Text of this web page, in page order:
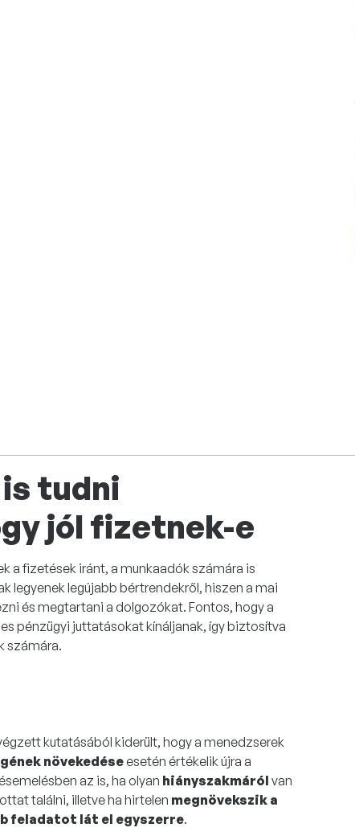
tudni
jól fizetnek-e
a fizetések iránt, a munkaadók számára is
legyenek legújabb bértrendekről, hiszen a mai
és megtartani a dolgozókat. Fontos, hogy a
pénzügyi juttatásokat kínáljanak, így biztosítva
számára.
kutatásából kiderült, hogy a menedzserek
növekedéseesetén értékelik újra a
az is, ha olyan hiányszakmáról van
találni, illetve ha hirtelen megnövekszik a
feladatot lát el egyszerre.